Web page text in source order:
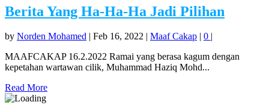
Berita Yang Ha-Ha-Ha Jadi Pilihan
by Norden Mohamed | Feb 16, 2022 | Maaf Cakap | 0 |
MAAFCAKAP 16.2.2022 Ramai yang berasa kagum dengan
kepetahan wartawan cilik, Muhammad Haziq Mohd...
Read More